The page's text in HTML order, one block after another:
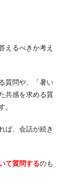
えるべきか考え
質問や、「暑い
共感を求める質
。
ば、会話が続き
て質問するのも